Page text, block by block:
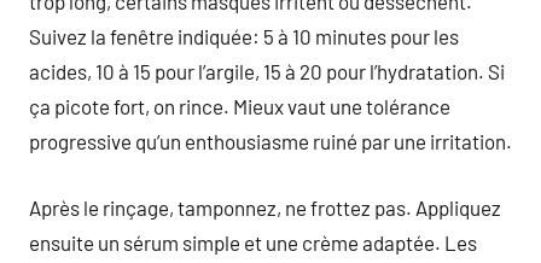
Suivez la fenêtre indiquée: 5 à 10 minutes pour les
acides, 10 à 15 pour l’argile, 15 à 20 pour l’hydratation. Si
ça picote fort, on rince. Mieux vaut une tolérance
progressive qu’un enthousiasme ruiné par une irritation.
Après le rinçage, tamponnez, ne frottez pas. Appliquez
ensuite un sérum simple et une crème adaptée. Les